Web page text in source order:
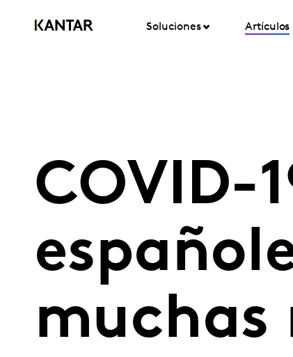
Soluciones Artículos
COVID-
muchas